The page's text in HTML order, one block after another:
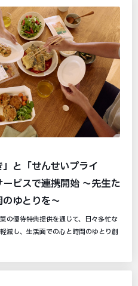
」と「せんせいプライ
ビスで連携開始 〜先生た
ゆとりを～
の優待特典提供を通じて、日々多忙な
減し、生活面での心と時間のゆとり創